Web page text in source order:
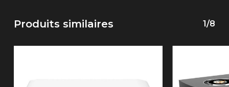
Produits similaires 1/8